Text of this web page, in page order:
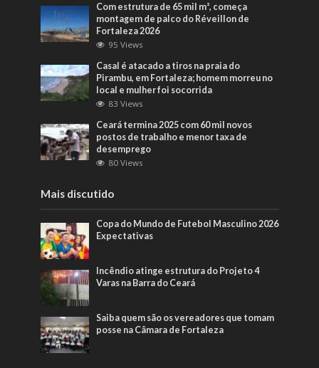
Com estrutura de 65 mil m², começa
montagem de palco do Réveillon de
Fortaleza 2026
95 Views
Casal é atacado a tiros na praia do
Pirambu, em Fortaleza; homem morreu no
local e mulher foi socorrida
83 Views
Ceará termina 2025 com 60 mil novos
postos de trabalho e menor taxa de
desemprego
80 Views
Mais discutido
Copa do Mundo de Futebol Masculino 2026
Expectativas
Incêndio atinge estrutura do Projeto 4
Varas na Barra do Ceará
Saiba quem são os vereadores que tomam
posse na Câmara de Fortaleza